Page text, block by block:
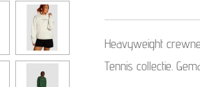
Heavyweight
Tennis collectie.